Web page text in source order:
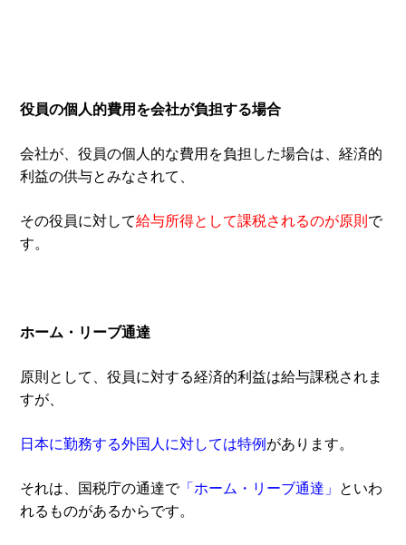
役員の個人的費用を会社が負担する場合
会社が、役員の個人的な費用を負担した場合は、経済的
利益の供与とみなされて、
その役員に対して給与所得として課税されるのが原則で
す。
ホーム・リーブ通達
原則として、役員に対する経済的利益は給与課税されま
すが、
日本に勤務する外国人に対しては特例があります。
それは、国税庁の通達で「ホーム・リーブ通達」 といわ
れるものがあるからです。